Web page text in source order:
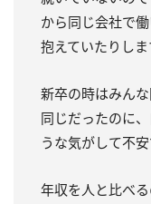
から同じ会社で
抱えていたりしま
新卒の時はみん
同じだったのに
うな気がして不
年収を人と比べ